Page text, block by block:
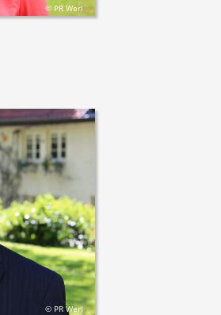
© PR Werl
© PR Werl